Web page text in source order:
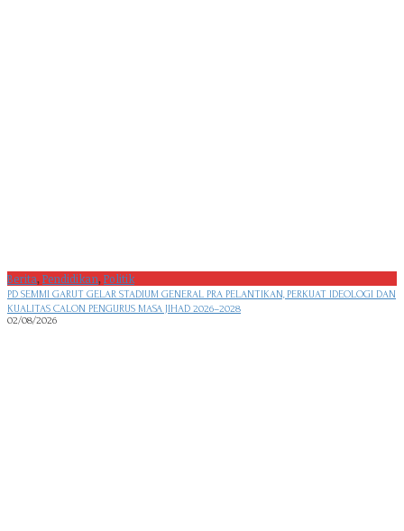
Berita,Pendidikan,Politik
PD SEMMI GARUT GELAR STADIUM GENERAL PRA PELANTIKAN, PERKUAT IDEOLOGI DAN
KUALITAS CALON PENGURUS MASA JIHAD 2026–2028
02/08/2026